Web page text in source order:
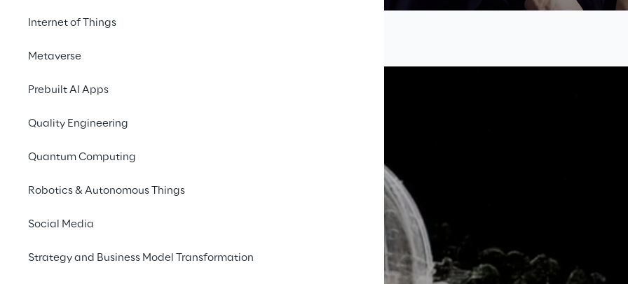
Internet of Things
Metaverse
Prebuilt AI Apps
Quality Engineering
Quantum Computing
Robotics & Autonomous Things
Social Media
Strategy and Business Model Transformation